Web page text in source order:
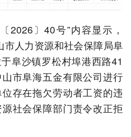
2026〕40号”内容显示，
人力资源和社会保障局阜
阜沙镇罗松村埠港西路41
市阜海五金有限公司进行
存在拖欠劳动者工资的违
社会保障部门责令改正拒